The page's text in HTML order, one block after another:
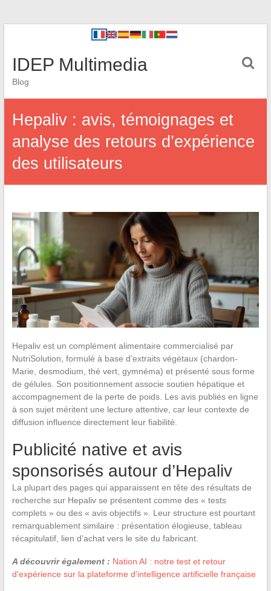
IDEP Multimedia
Blog
Hepaliv : avis, témoignages et
analyse des retours d’expérience
des utilisateurs
Hepaliv est un complément alimentaire commercialisé par
NutriSolution, formulé à base d’extraits végétaux (chardon-
Marie, desmodium, thé vert, gymnéma) et présenté sous forme
de gélules. Son positionnement associe soutien hépatique et
accompagnement de la perte de poids. Les avis publiés en ligne
à son sujet méritent une lecture attentive, car leur contexte de
diffusion influence directement leur fiabilité.
Publicité native et avis
sponsorisés autour d’Hepaliv
La plupart des pages qui apparaissent en tête des résultats de
recherche sur Hepaliv se présentent comme des « tests
complets » ou des « avis objectifs ». Leur structure est pourtant
remarquablement similaire : présentation élogieuse, tableau
récapitulatif, lien d’achat vers le site du fabricant.
A découvrir également : Nation AI : notre test et retour
d'expérience sur la plateforme d'intelligence artificielle française